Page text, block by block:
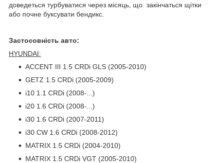
доведеться турбуватися через місяць, що закінчаться щітки
або почне буксувати бендикс.
Застосовність авто:
HYUNDAI:
ACCENT III 1.5 CRDi GLS (2005-2010)
GETZ 1.5 CRDi (2005-2009)
i10 1.1 CRDi (2008-...)
i20 1.6 CRDi (2008-...)
i30 1.6 CRDi (2007-2011)
i30 CW 1.6 CRDi (2008-2012)
MATRIX 1.5 CRDi (2004-2010)
MATRIX 1.5 CRDi VGT (2005-2010)